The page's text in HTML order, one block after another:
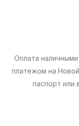
Оплата
платежом на
паспорт или